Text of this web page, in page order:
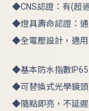
◆CNS認證：有(超
◆燈具壽命認證：通
◆全電壓設計，適
◆基本防水指數
◆可替換式光學鏡
◆隨點即亮，不延遲